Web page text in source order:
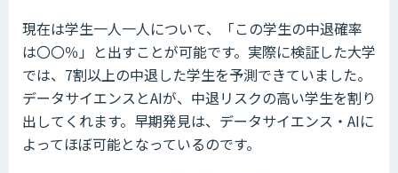
現在は学生一人一人について、「この学生の中退確率
は〇〇％」と出すことが可能です。実際に検証した大学
では、7割以上の中退した学生を予測できていました。
データサイエンスとAIが、中退リスクの高い学生を割り
出してくれます。早期発見は、データサイエンス・AIに
よってほぼ可能となっているのです。